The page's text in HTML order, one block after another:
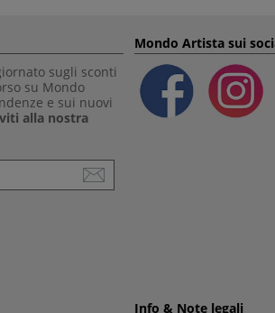
sugli sconti
su Mondo
e sui nuovi
alla nostra
Mondo Artista sui
Info & Note legali